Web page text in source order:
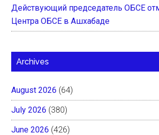
Действующий председатель ОБСЕ
Центра ОБСЕ в Ашхабаде
Archives
August 2026 (64)
July 2026 (380)
June 2026 (426)